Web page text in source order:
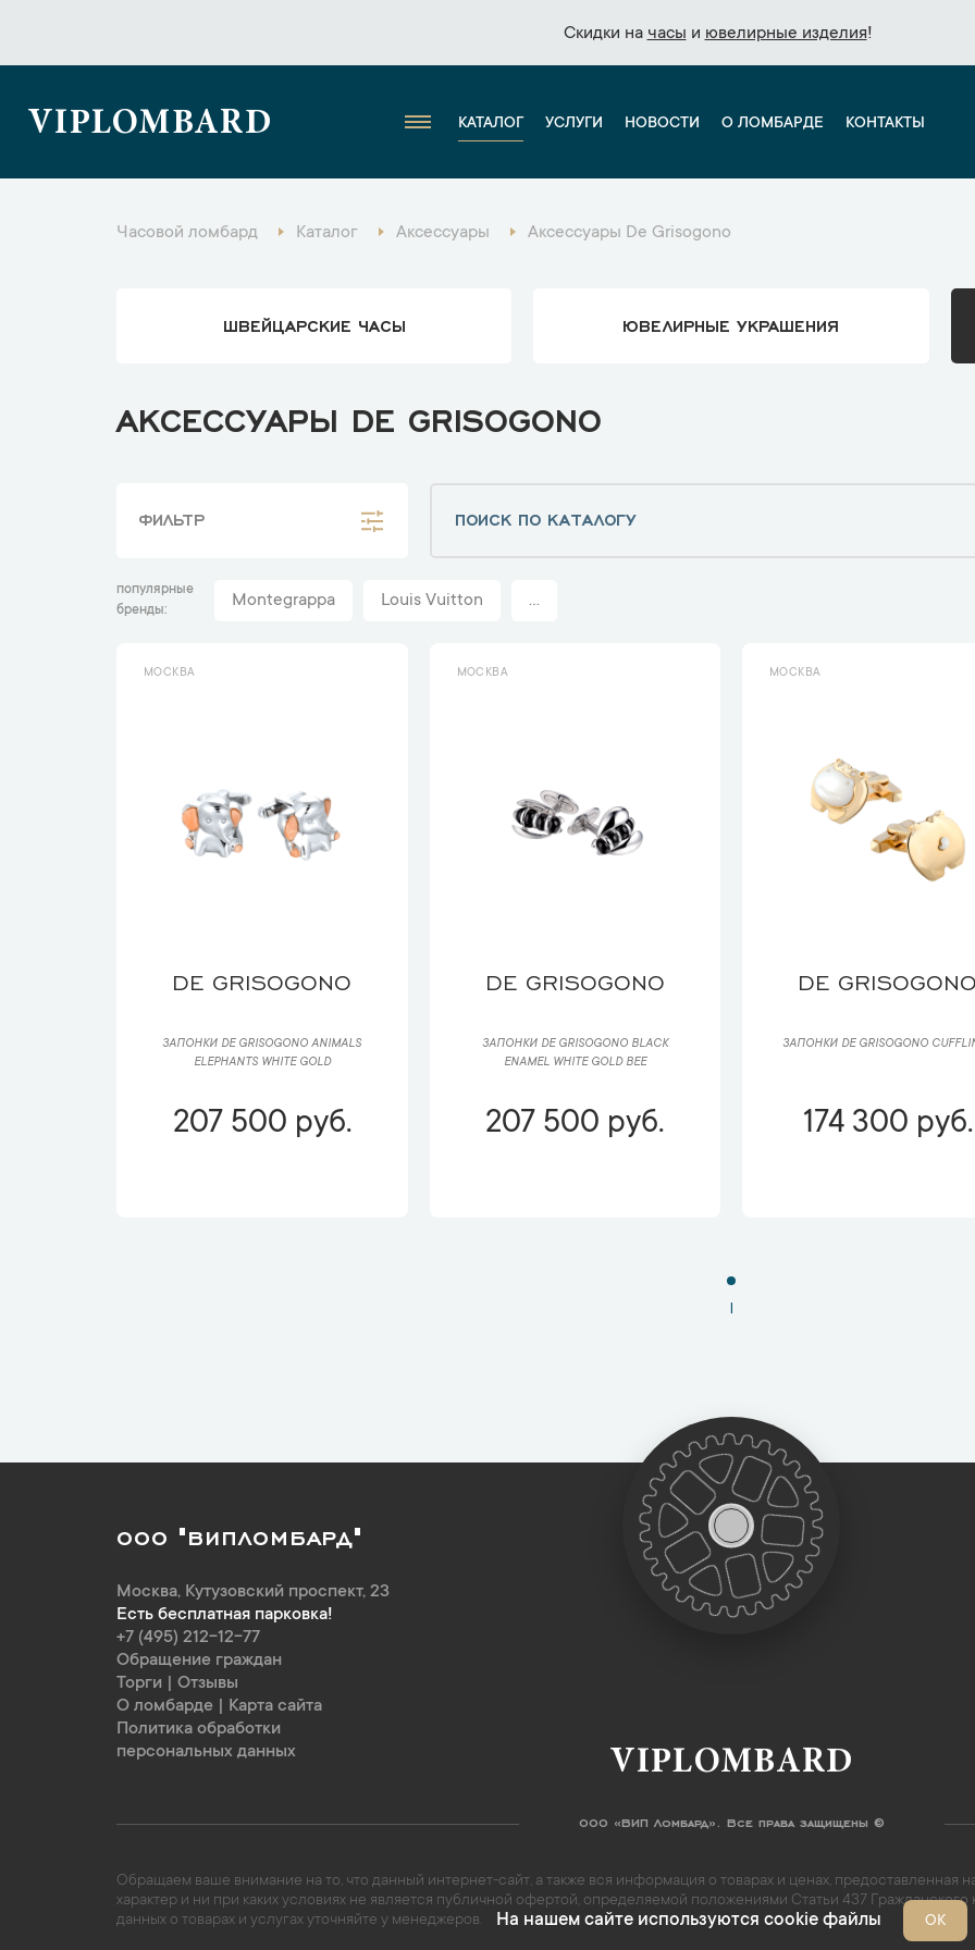
Скидки на часы и ювелирные изделия!
Скидки на часы и ювелирные изделия!
VIPLOMBARD КАТАЛОГ УСЛУГИ НОВОСТИ О ЛОМБАРДЕ КОНТАКТЫ
Часовой ломбард Каталог Аксессуары Аксессуары De Grisogono
ШВЕЙЦАРСКИЕ ЧАСЫ ЮВЕЛИРНЫЕ УКРАШЕНИЯ
АКСЕССУАРЫ DE GRISOGONO
ФИЛЬТР
популярные
бренды
Montegrappa Louis Vuitton ...
МОСКВА
DE GRISOGONO
ЗАПОНКИ DE GRISOGONO ANIMALS
ELEPHANTS WHITE GOLD
207 500 руб.
МОСКВА
DE GRISOGONO
ЗАПОНКИ DE GRISOGONO BLACK
ENAMEL WHITE GOLD BEE
207 500 руб.
МОСКВА
DE GRISOGONO
ЗАПОНКИ DE GRISOGONO
174 300 руб.
1
ООО "ВИПЛОМБАРД"
Москва, Кутузовский проспект, 23
Есть бесплатная парковка!
+7 (495) 212-12-77
Обращение граждан
Торги
Отзывы
О ломбарде
Карта сайта
Политика обработки
персональных данных
VIPLOMBARD
ООО «ВИП Ломбард». Все права защищены ©
Обращаем ваше внимание на то, что данный интернет-сайт, а также вся информация о товарах и ценах,
характер и ни при каких условиях не является публичной офертой, определяемой положениями Статьи 437
данных о товарах и услугах уточняйте у менеджеров.
На нашем сайте используются cookie файлы ОК